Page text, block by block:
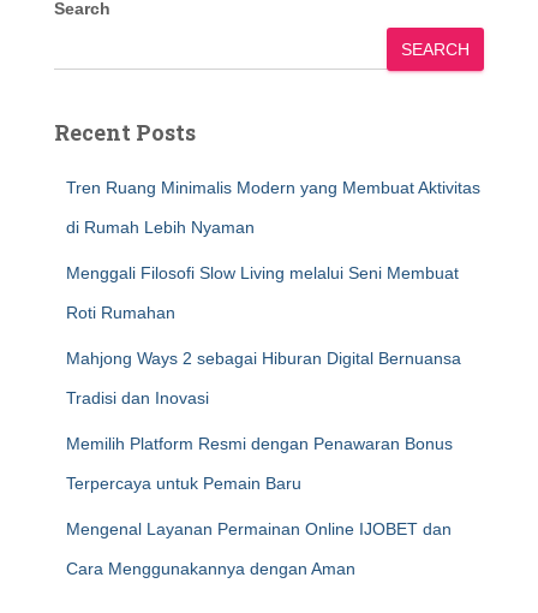
Search
SEARCH
Recent Posts
Tren Ruang Minimalis Modern yang Membuat Aktivitas
di Rumah Lebih Nyaman
Menggali Filosofi Slow Living melalui Seni Membuat
Roti Rumahan
Mahjong Ways 2 sebagai Hiburan Digital Bernuansa
Tradisi dan Inovasi
Memilih Platform Resmi dengan Penawaran Bonus
Terpercaya untuk Pemain Baru
Mengenal Layanan Permainan Online IJOBET dan
Cara Menggunakannya dengan Aman